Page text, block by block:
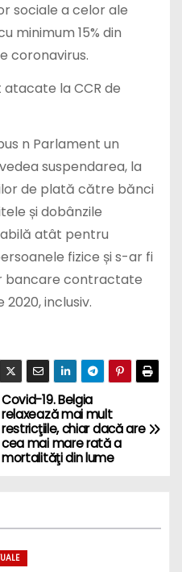
sociale a celor ale
minimum 15% din
coronavirus.
la CCR de
n Parlament un
suspendarea, la
de plată către bănci
și dobânzile
atât pentru
fizice și s-ar fi
bancare contractate
inclusiv.
Covid-19. Belgia
relaxează mai mult
restricţiile, chiar dacă are
cea mai mare rată a
mortalităţi din lume